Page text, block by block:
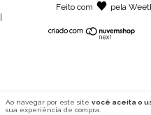
Ao navegar por este site você aceita o
sua experiência de compra.
Feito com
pela
|